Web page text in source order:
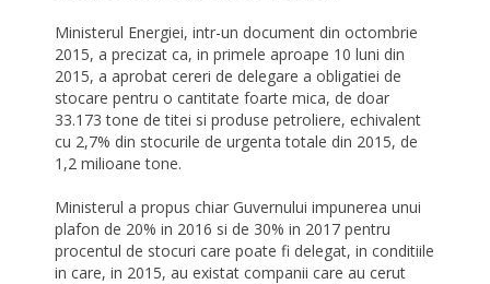
Ministerul Energiei, intr-un document din octombrie
2015, a precizat ca, in primele aproape 10 luni din
2015, a aprobat cereri de delegare a obligatiei de
stocare pentru o cantitate foarte mica, de doar
33.173 tone de titei si produse petroliere, echivalent
cu 2,7% din stocurile de urgenta totale din 2015, de
1,2 milioane tone.
Ministerul a propus chiar Guvernului impunerea unui
plafon de 20% in 2016 si de 30% in 2017 pentru
procentul de stocuri care poate fi delegat, in conditiile
in care, in 2015, au existat companii care au cerut